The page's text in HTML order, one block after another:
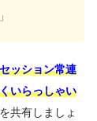
ッション常連
いらっしゃい
共有しましょ